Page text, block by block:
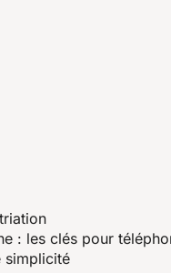
: les clés pour
simplicité